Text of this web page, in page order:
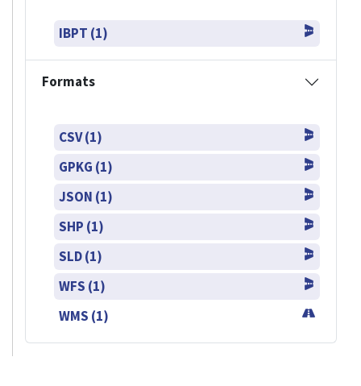
IBPT (1)
Formats
CSV (1)
GPKG (1)
JSON (1)
SHP (1)
SLD (1)
WFS (1)
WMS (1)